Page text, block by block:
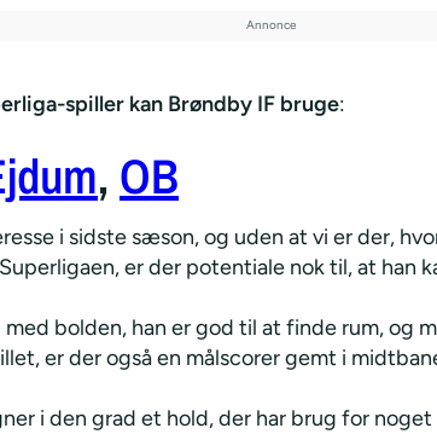
spiller kan Brøndby IF bruge:
, OB
i sidste sæson, og uden at vi er der,
er der potentiale nok til, at han
bolden, han er god til at finde rum, og
er der også en målscorer gemt i
i den grad et hold, der har brug for